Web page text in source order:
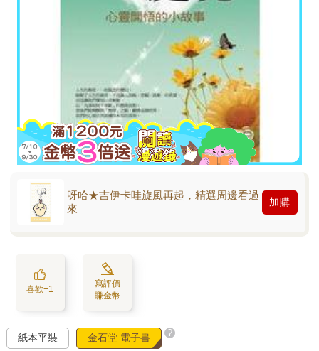
呀哈★吉伊卡哇旋風再起，精選周邊看過
來
加購
喜歡+1
寫評價
賺金幣
紙本平裝 金石堂 電子書 ?